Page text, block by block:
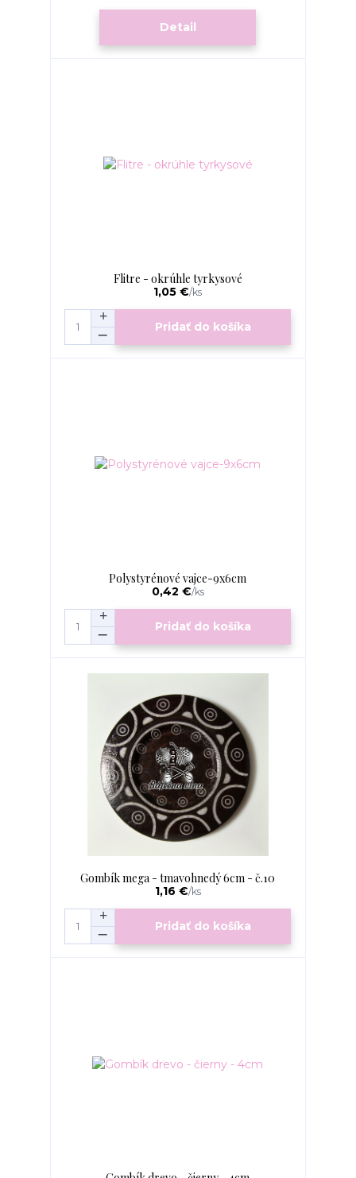
Detail
Flitre - okrúhle tyrkysové
1,05 €/ks
Pridať do košíka
Polystyrénové vajce-9x6cm
0,42 €/ks
Pridať do košíka
Gombík mega - tmavohnedý 6cm - č.10
1,16 €/ks
Pridať do košíka